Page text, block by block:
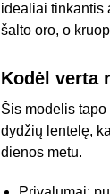
idealiai tinkantis
šalto oro, o
Kodėl verta
Šis modelis
dydžių lentelę,
dienos metu.